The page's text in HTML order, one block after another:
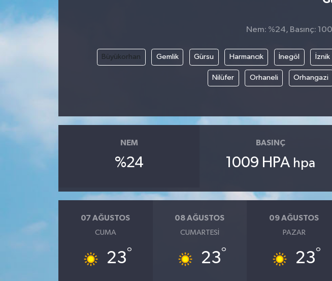
Nem: %24, Basınç:
Büyükorhan Gemlik Gürsu Harmancık İnegöl İznik
Nilüfer Orhaneli Orhangazi
NEM
%24
BASINÇ
1009 HPA hpa
07 AĞUSTOS
CUMA
23°
08 AĞUSTOS
CUMARTESI
23°
09 AĞUSTOS
PAZAR
23°